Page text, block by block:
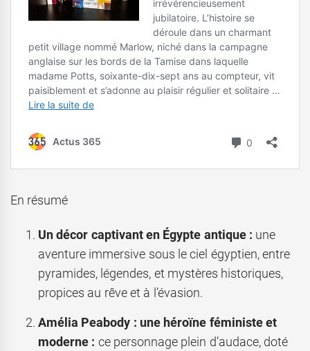
En résumé
Un décor captivant en Égypte antique : une
aventure immersive sous le ciel égyptien, entre
pyramides, légendes, et mystères historiques,
propices au rêve et à l’évasion.
Amélia Peabody : une héroïne féministe et
moderne : ce personnage plein d’audace, doté